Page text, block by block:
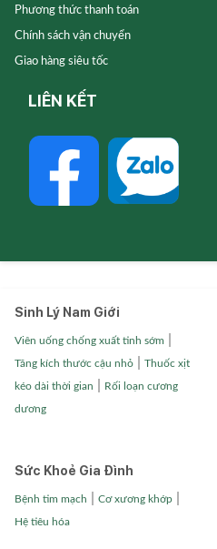
Phương thức thanh toán
Chính sách vận chuyển
Giao hàng siêu tốc
LIÊN KẾT
Sinh Lý Nam Giới
Viên uống chống xuất tinh sớm
Tăng kích thước cậu nhỏ| Thuốc xịt
kéo dài thời gian Rối loạn cương
dương
Sức Khoẻ Gia Đình
Bệnh tim mạch Cơ xương khớp|
Hệ tiêu hóa